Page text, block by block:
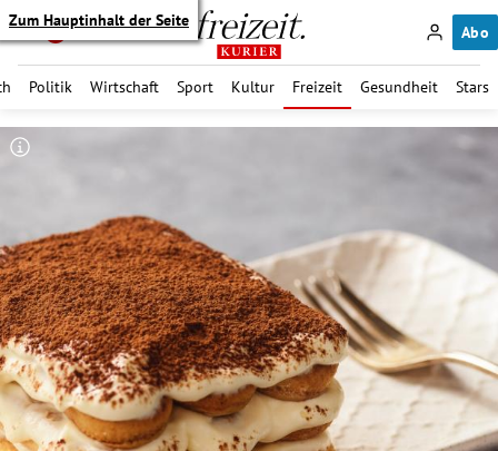
Zum Hauptinhalt der Seite
Abo
Politik Wirtschaft Sport Kultur Freizeit Gesundheit Stars